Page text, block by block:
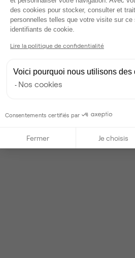
V Valentin
Partenaire depuis 2022
Taux de réponse : 30%
des cookies pour stocker, consulter et
personnelles telles que votre visite sur
identifiants de cookie.
Lire la politique de confidentialité
Voici pourquoi nous utilisons des
Nos cookies
Consentements certifiés par
Fermer Je choisis